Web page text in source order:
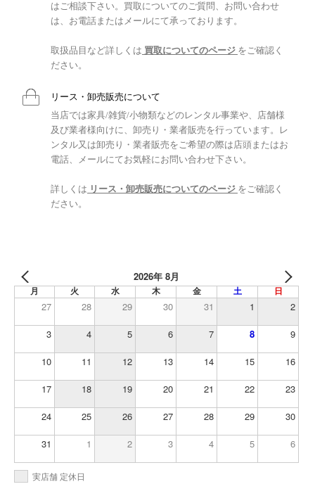
はご相談下さい。買取についてのご質問、お問い合わせ
は、お電話またはメールにて承っております。
取扱品目など詳しくは 買取についてのページ をご確認く
ださい。
リース・卸売販売について
当店では家具/雑貨/小物類などのレンタル事業や、店舗様
及び業者様向けに、卸売り・業者販売を行っています。レ
ンタル又は卸売り・業者販売をご希望の際は店頭またはお
電話、メールにてお気軽にお問い合わせ下さい。
詳しくは リース・卸売販売についてのページ をご確認く
ださい。
2026年 8月
月 火 水 木 金 土 日
27 28 29 30 31 1 2
3 4 5 6 7 8 9
10 11 12 13 14 15 16
17 18 19 20 21 22 23
24 25 26 27 28 29 30
31 1 2 3 4 5 6
実店舗 定休日